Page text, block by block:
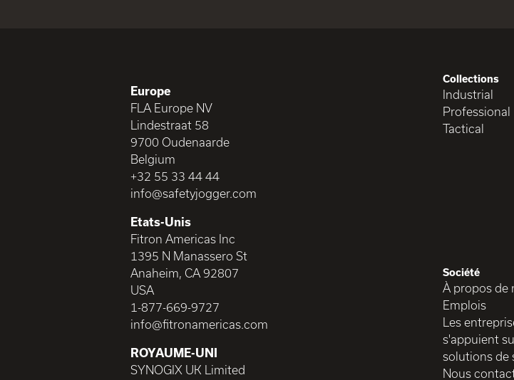
Europe
FLA Europe NV
Lindestraat 58
9700 Oudenaarde
Belgium
+32 55 33 44 44
info@safetyjogger.com
Etats-Unis
Fitron Americas Inc
1395 N Manassero St
Anaheim, CA 92807
USA
1-877-669-9727
info@fitronamericas.com
ROYAUME-UNI
SYNOGIX UK Limited
Collections
Industrial
Professional
Tactical
Société
À propos de
Emplois
Les
s'appuient
solutions de
Nous